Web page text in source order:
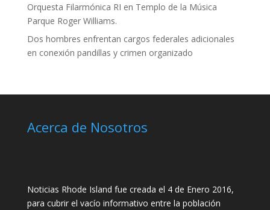
Orquesta Filarmónica RI en Templo de la Música
Parque Roger Williams.
Dos hombres enfrentan cargos federales adicionales
en conexión pandillas y crimen organizado
Acerca de Nosotros
Noticias Rhode Island fue creada el 4 de Enero 2016,
para cubrir el vacío informativo entre la población